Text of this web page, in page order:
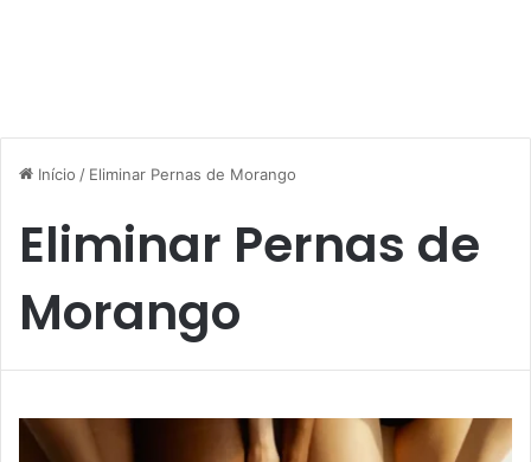
Início / Eliminar Pernas de Morango
Eliminar Pernas de
Morango